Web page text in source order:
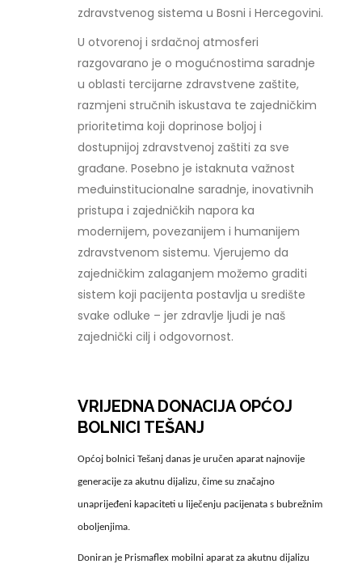
zdravstvenog sistema u Bosni i Hercegovini.
U otvorenoj i srdačnoj atmosferi
razgovarano je o mogućnostima saradnje
u oblasti tercijarne zdravstvene zaštite,
razmjeni stručnih iskustava te zajedničkim
prioritetima koji doprinose boljoj i
dostupnijoj zdravstvenoj zaštiti za sve
građane. Posebno je istaknuta važnost
međuinstitucionalne saradnje, inovativnih
pristupa i zajedničkih napora ka
modernijem, povezanijem i humanijem
zdravstvenom sistemu. Vjerujemo da
zajedničkim zalaganjem možemo graditi
sistem koji pacijenta postavlja u središte
svake odluke – jer zdravlje ljudi je naš
zajednički cilj i odgovornost.
VRIJEDNA DONACIJA OPĆOJ
BOLNICI TEŠANJ
Općoj bolnici Tešanj danas je uručen aparat najnovije
generacije za akutnu dijalizu, čime su značajno
unaprijeđeni kapaciteti u liječenju pacijenata s bubrežnim
oboljenjima.
Doniran je Prismaflex mobilni aparat za akutnu dijalizu